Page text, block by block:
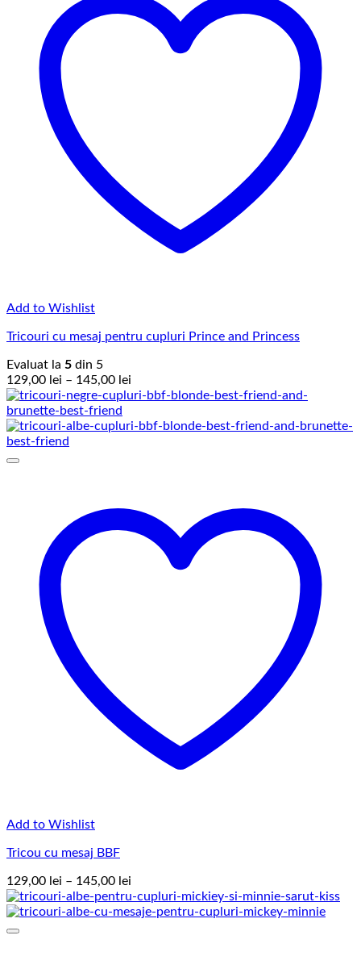
Add to Wishlist
Tricouri cu mesaj pentru cupluri Prince and Princess
Evaluat la 5 din 5
129,00 lei – 145,00 lei
de
129,00 lei
Add to Wishlist
Tricou cu mesaj BBF
129,00 lei – 145,00 lei
de
prețuri: